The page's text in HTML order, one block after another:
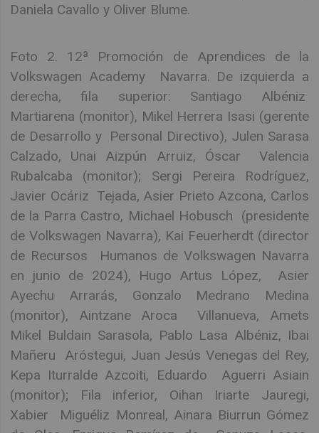
Daniela Cavallo y Oliver Blume.
Foto 2. 12ª Promoción de Aprendices de la
Volkswagen Academy Navarra. De izquierda a
derecha, fila superior: Santiago Albéniz
Martiarena (monitor), Mikel Herrera Isasi (gerente
de Desarrollo y Personal Directivo), Julen Sarasa
Calzado, Unai Aizpún Arruiz, Óscar Valencia
Rubalcaba (monitor); Sergi Pereira Rodríguez,
Javier Ocáriz Tejada, Asier Prieto Azcona, Carlos
de la Parra Castro, Michael Hobusch (presidente
de Volkswagen Navarra), Kai Feuerherdt (director
de Recursos Humanos de Volkswagen Navarra
en junio de 2024), Hugo Artus López, Asier
Ayechu Arrarás, Gonzalo Medrano Medina
(monitor), Aintzane Aroca Villanueva, Amets
Mikel Buldain Sarasola, Pablo Lasa Albéniz, Ibai
Mañeru Aróstegui, Juan Jesús Venegas del Rey,
Kepa Iturralde Azcoiti, Eduardo Aguerri Asiain
(monitor); Fila inferior, Oihan Iriarte Jauregi,
Xabier Miguéliz Monreal, Ainara Biurrun Gómez